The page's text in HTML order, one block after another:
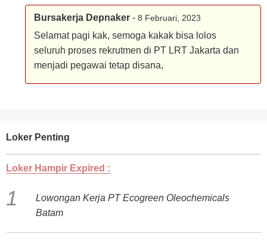
Bursakerja Depnaker - 8 Februari, 2023
Selamat pagi kak, semoga kakak bisa lolos
seluruh proses rekrutmen di PT LRT Jakarta dan
menjadi pegawai tetap disana,
Loker Penting
Loker Hampir Expired :
Lowongan Kerja PT Ecogreen Oleochemicals
Batam